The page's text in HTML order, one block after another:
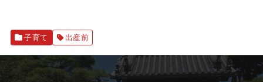
子育て 出産前